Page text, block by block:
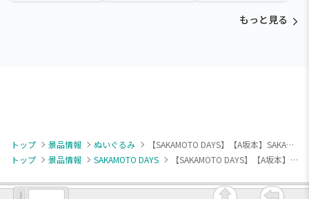
もっと見る
トップ 景品情報 ぬいぐるみ
【SAKAMOTO DAYS】【A坂本】SAKAMOTO DAYS オリジナルぬいぐるみ 坂本＆南雲
トップ
景品情報 SAKAMOTO DAYS 【SAKAMOTO DAYS】【A坂本】SAKAMOTO DAYS オリジナルぬいぐるみ 坂本＆南雲